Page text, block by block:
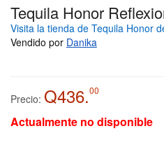
Tequila Honor
Visita la tienda de Tequila Honor
Vendido por Danika
Precio: Q436.00
Actualmente no disponible